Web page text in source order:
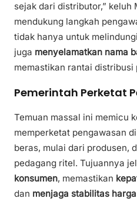
sejak dari distributor,” keluh
mendukung langkah
tidak hanya untuk
juga menyelamatkan nama
memastikan rantai distribusi
Pemerintah Perketat
Temuan massal ini memicu
memperketat pengawasan
beras, mulai dari produsen,
pedagang ritel. Tujuannya
konsumen, memastikan
dan menjaga stabilitas